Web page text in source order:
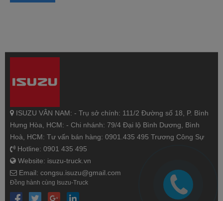
ISUZU VÂN NAM: - Trụ sở chính: 111/2 Đường số 18, P. Bình
Hưng Hòa, HCM: - Chi nhánh: 79/4 Đại lộ Bình Dương, Bình
Hoà, HCM: Tư vấn bán hàng: 0901.435 495 Trương Công Sự
Hotline: 0901 435 495
Website: isuzu-truck.vn
Email: congsu.isuzu@gmail.com
Đồng hành cùng Isuzu-Truck